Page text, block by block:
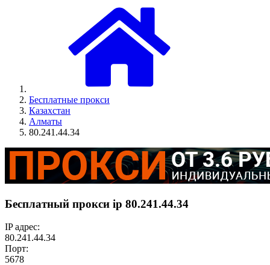
Бесплатные прокси
Казахстан
Алматы
80.241.44.34
Бесплатный прокси ip 80.241.44.34
IP адрес:
80.241.44.34
Порт:
5678